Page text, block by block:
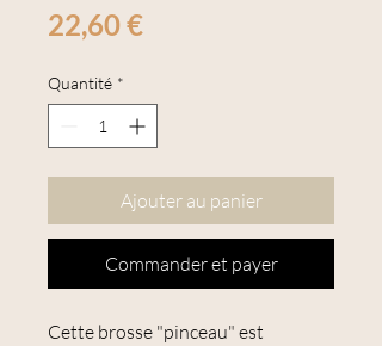
22,60 €Prix
Quantité *
Ajouter au panier
Commander et payer
Cette brosse "pinceau" est